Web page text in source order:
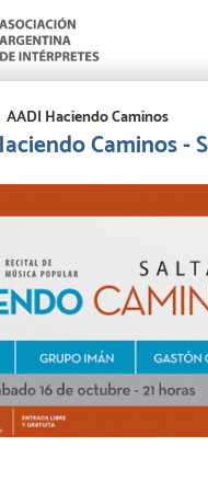
AADI Haciendo Caminos
Caminos -